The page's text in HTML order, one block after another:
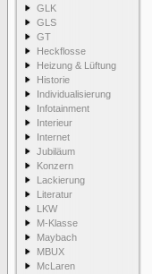
GLK
GLS
GT
Heckflosse
Heizung & Lüftung
Historie
Individualisierung
Infotainment
Interieur
Internet
Jubiläum
Konzern
Lackierung
Literatur
LKW
M-Klasse
Maybach
MBUX
McLaren